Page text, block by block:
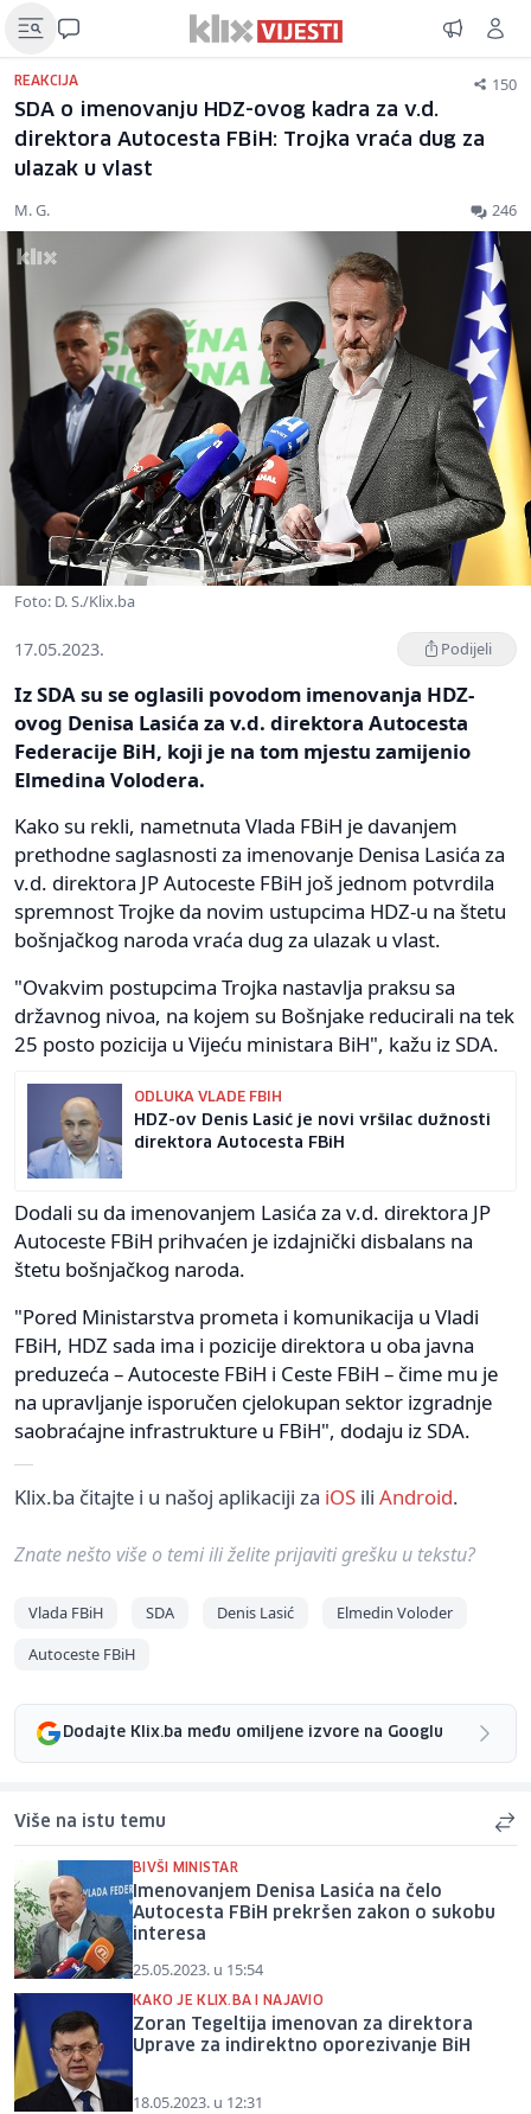
REAKCIJA 150
SDA o imenovanju HDZ-ovog kadra za v.d.
direktora Autocesta FBiH: Trojka vraća dug za
ulazak u vlast
M. G. 246
Foto: D. S./Klix.ba
17.05.2023. Podijeli
Iz SDA su se oglasili povodom imenovanja HDZ-
ovog Denisa Lasića za v.d. direktora Autocesta
Federacije BiH, koji je na tom mjestu zamijenio
Elmedina Volodera.
Kako su rekli, nametnuta Vlada FBiH je davanjem
prethodne saglasnosti za imenovanje Denisa Lasića za
v.d. direktora JP Autoceste FBiH još jednom potvrdila
spremnost Trojke da novim ustupcima HDZ-u na štetu
bošnjačkog naroda vraća dug za ulazak u vlast.
"Ovakvim postupcima Trojka nastavlja praksu sa
državnog nivoa, na kojem su Bošnjake reducirali na tek
25 posto pozicija u Vijeću ministara BiH", kažu iz SDA.
ODLUKA VLADE FBIH
HDZ-ov Denis Lasić je novi vršilac dužnosti
direktora Autocesta FBiH
Dodali su da imenovanjem Lasića za v.d. direktora JP
Autoceste FBiH prihvaćen je izdajnički disbalans na
štetu bošnjačkog naroda.
"Pored Ministarstva prometa i komunikacija u Vladi
FBiH, HDZ sada ima i pozicije direktora u oba javna
preduzeća – Autoceste FBiH i Ceste FBiH – čime mu je
na upravljanje isporučen cjelokupan sektor izgradnje
saobraćajne infrastrukture u FBiH", dodaju iz SDA.
Klix.ba čitajte i u našoj aplikaciji za iOS ili Android.
Znate nešto više o temi ili želite prijaviti grešku u tekstu?
Vlada FBiH SDA Denis Lasić
Elmedin Voloder
Autoceste FBiH
Dodajte Klix.ba među omiljene izvore na Googlu
Više na istu temu
BIVŠI MINISTAR
Imenovanjem Denisa Lasića na čelo
Autocesta FBiH prekršen zakon o sukobu
interesa
25.05.2023. u 15:54
KAKO JE KLIX.BA I NAJAVIO
Zoran Tegeltija imenovan za direktora
Uprave za indirektno oporezivanje BiH
18.05.2023. u 12:31